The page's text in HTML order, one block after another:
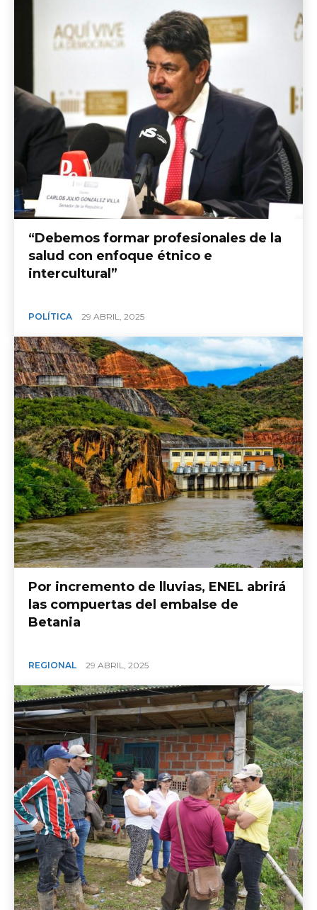
“Debemos formar profesionales de la
salud con enfoque étnico e
intercultural”
POLÍTICA 29 ABRIL, 2025
Por incremento de lluvias, ENEL abrirá
las compuertas del embalse de
Betania
REGIONAL 29 ABRIL, 2025